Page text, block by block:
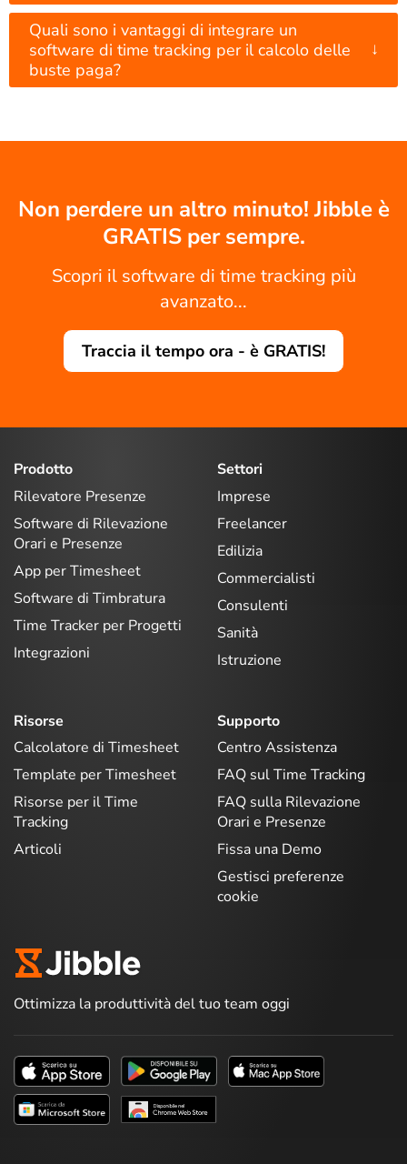
Quali sono i vantaggi di integrare un
software di time tracking per il calcolo delle
buste paga?
↓
Non perdere un altro minuto! Jibble è
GRATIS per sempre.
Scopri il software di time tracking più
avanzato...
Traccia il tempo ora - è GRATIS!
Prodotto
Rilevatore Presenze
Software di Rilevazione
Orari e Presenze
App per Timesheet
Software di Timbratura
Time Tracker per Progetti
Integrazioni
Settori
Imprese
Freelancer
Edilizia
Commercialisti
Consulenti
Sanità
Istruzione
Risorse
Calcolatore di Timesheet
Template per Timesheet
Risorse per il Time
Tracking
Articoli
Supporto
Centro Assistenza
FAQ sul Time Tracking
FAQ sulla Rilevazione
Orari e Presenze
Fissa una Demo
Gestisci preferenze
cookie
Ottimizza la produttività del tuo team oggi